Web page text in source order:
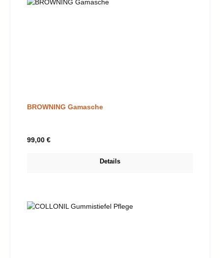
BROWNING Gamasche
Regulärer Preis:
99,00 €
Details